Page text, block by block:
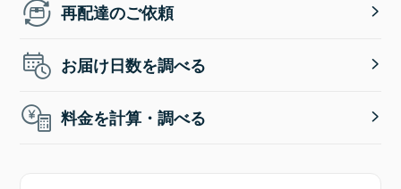
再配達のご依頼
お届け日数を調べる
料金を計算・調べる